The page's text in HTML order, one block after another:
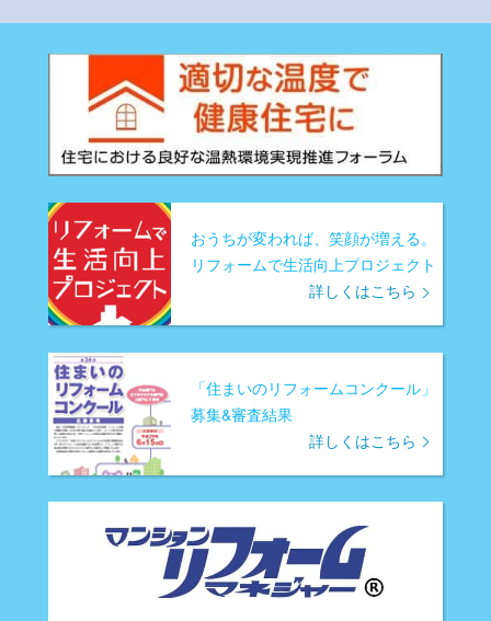
おうちが変われば、笑顔が増える。
リフォームで生活向上プロジェクト
詳しくはこちら
「住まいのリフォームコンクール」
募集&審査結果
詳しくはこちら